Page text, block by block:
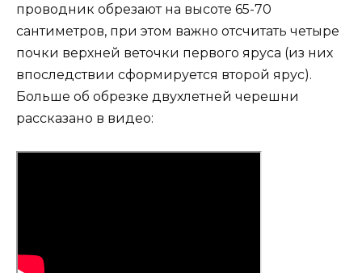
проводник обрезают на высоте 65-70
сантиметров, при этом важно отсчитать четыре
почки верхней веточки первого яруса (из них
впоследствии сформируется второй ярус).
Больше об обрезке двухлетней черешни
рассказано в видео: